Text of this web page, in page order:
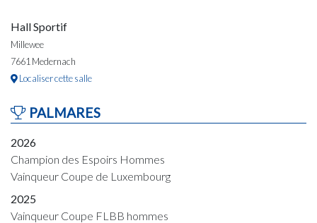
Hall Sportif
Millewee
7661 Medernach
Localiser cette salle
PALMARES
2026
Champion des Espoirs Hommes
Vainqueur Coupe de Luxembourg
2025
Vainqueur Coupe FLBB hommes